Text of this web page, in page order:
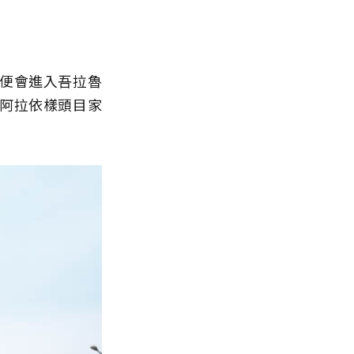
會進入吾拉魯
拉依樣頭目家